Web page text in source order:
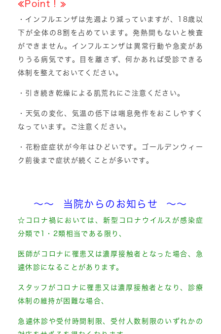
≪Point！≫
・インフルエンザは先週より減っていますが、18歳以
下が全体の8割を占めています。発熱間もないと検査
ができません。インフルエンザは異常行動や急変があ
りうる病気です。目を離さず、何かあれば受診できる
体制を整えておいてください。
・引き続き乾燥による肌荒れにご注意ください。
・天気の変化、気温の低下は喘息発作をおこしやすく
なっています。ご注意ください。
・花粉症症状が今年はひどいです。ゴールデンウィー
ク前後まで症状が続くことが多いです。
～～ 当院からのお知らせ ～～
☆コロナ禍においては、新型コロナウイルスが感染症
分類で1・2類相当である限り、
医師がコロナに罹患又は濃厚接触者となった場合、急
遽休診になることがあります。
スタッフがコロナに罹患又は濃厚接触者となり、診療
体制の維持が困難な場合、
急遽休診や受付時間制限、受付人数制限のいずれかの